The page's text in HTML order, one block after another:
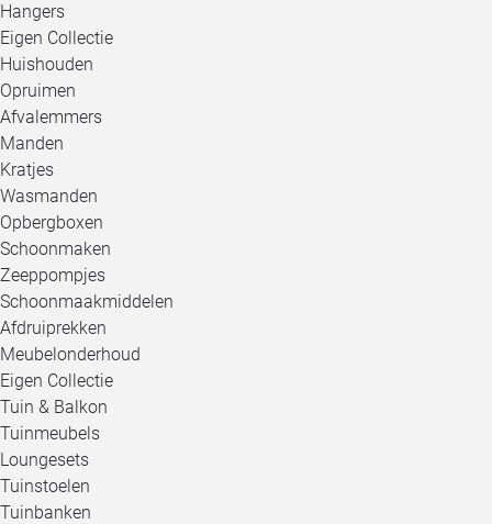
Hangers
Eigen Collectie
Huishouden
Opruimen
Afvalemmers
Manden
Kratjes
Wasmanden
Opbergboxen
Schoonmaken
Zeeppompjes
Schoonmaakmiddelen
Afdruiprekken
Meubelonderhoud
Eigen Collectie
Tuin & Balkon
Tuinmeubels
Loungesets
Tuinstoelen
Tuinbanken